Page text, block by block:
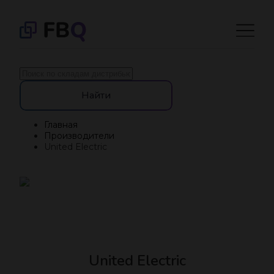
Найти
Главная
Производители
United Electric
United Electric